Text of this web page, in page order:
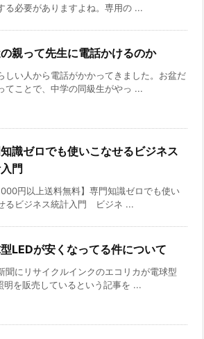
る必要がありますよね。専用の ...
親って先生に電話かけるのか
しい人から電話がかかってきました。お盆だ
てことで、中学の同級生がやっ ...
識ゼロでも使いこなせるビジネス
門
円以上送料無料】専門知識ゼロでも使い
るビジネス統計入門 ビジネ ...
LEDが安くなってる件について
聞にリサイクルインクのエコリカが電球型
明を販売しているという記事を ...